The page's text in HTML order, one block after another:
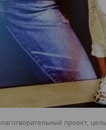
проект,